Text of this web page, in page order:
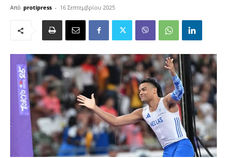
Από protipress - 16 Σεπτεμβρίου 2025